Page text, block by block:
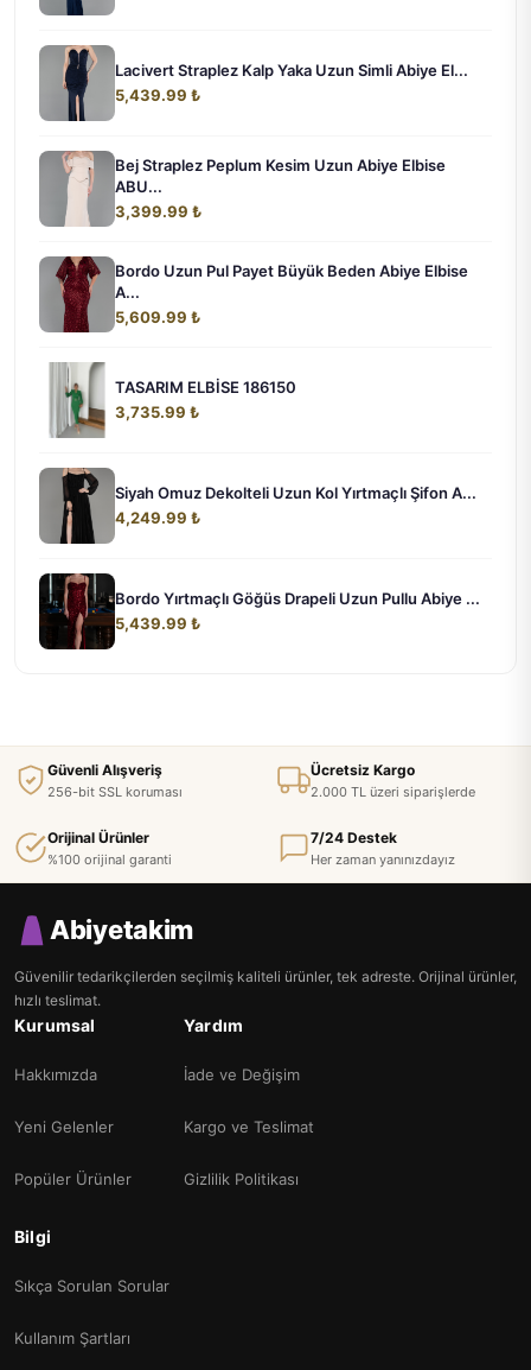
Lacivert Straplez Kalp Yaka Uzun Simli Abiye El...
5,439.99 ₺
Bej Straplez Peplum Kesim Uzun Abiye Elbise
ABU...
3,399.99 ₺
Bordo Uzun Pul Payet Büyük Beden Abiye Elbise
A...
5,609.99 ₺
TASARIM ELBİSE 186150
3,735.99 ₺
Siyah Omuz Dekolteli Uzun Kol Yırtmaçlı Şifon A...
4,249.99 ₺
Bordo Yırtmaçlı Göğüs Drapeli Uzun Pullu Abiye ...
5,439.99 ₺
Güvenli Alışveriş
256-bit SSL koruması
Ücretsiz Kargo
2.000 TL üzeri siparişlerde
Orijinal Ürünler
%100 orijinal garanti
7/24 Destek
Her zaman yanınızdayız
Abiyetakim
Güvenilir tedarikçilerden seçilmiş kaliteli ürünler, tek adreste. Orijinal ürünler,
hızlı teslimat.
Kurumsal
Hakkımızda
Yeni Gelenler
Popüler Ürünler
Yardım
İade ve Değişim
Kargo ve Teslimat
Gizlilik Politikası
Bilgi
Sıkça Sorulan Sorular
Kullanım Şartları